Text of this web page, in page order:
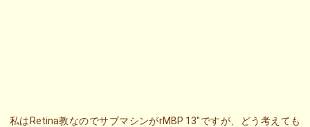
私はRetina教なのでサブマシンがrMBP 13″ですが、どう考えても